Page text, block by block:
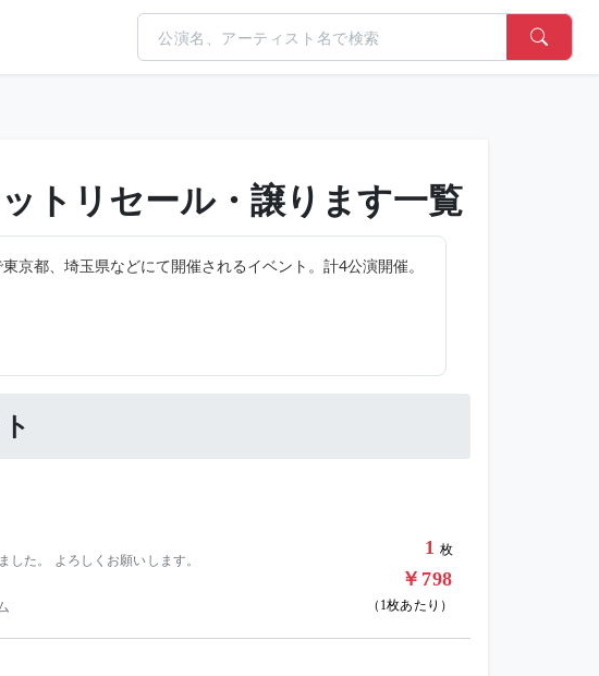
トリセール・譲ります一覧
都、埼玉県などにて開催されるイベント。計4公演開催。
した。 よろしくお願いします。
1 枚
￥798
（1枚あたり）